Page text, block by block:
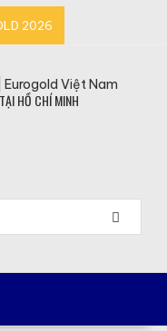
2026
HỒ CHÍ MINH